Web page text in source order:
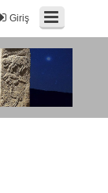
Giriş